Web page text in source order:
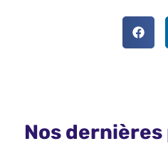
Nos